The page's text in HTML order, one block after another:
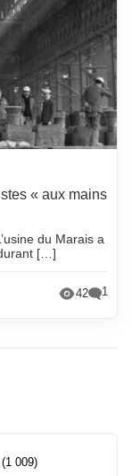
« aux mains
du Marais a
[…]
42 1
(1 009)